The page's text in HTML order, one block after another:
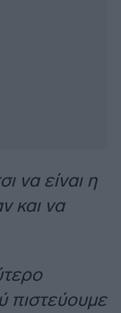
να είναι η
και να
πιστεύουμε